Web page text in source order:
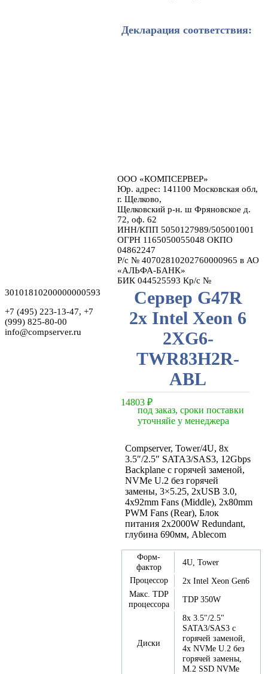
Сервер G47R
2x Intel Xeon 6
2XG6-
TWR83H2R-
ABL
14803 ₽
под заказ, сроки поставки
уточняйе у менеджера
Compserver, Tower/4U, 8x
3.5″/2.5″ SATA3/SAS3, 12Gbps
Backplane с горячей заменой,
NVMe U.2 без горячей
замены, 3×5.25, 2xUSB 3.0,
4x92mm Fans (Middle), 2x80mm
PWM Fans (Rear), Блок
питания 2x2000W Redundant,
глубина 690мм, Ablecom
Форм-
фактор
4U, Tower
Процессор
2x Intel Xeon Gen6
Макс. TDP
процессора
TDP 350W
Диски
8x 3.5"/2.5"
SATA3/SAS3 с
горячей заменой,
4x NVMe U.2 без
горячей замены,
M.2 SSD NVMe
Декларация соответствия:
ООО «КОМПСЕРВЕР»
Юр. адрес: 141100 Московская обл,
г. Щелково,
Щелковский р-н. ш Фряновское д.
72, оф. 62
ИНН/КПП 5050127989/505001001
ОГРН 1165050055048 ОКПО
04862247
Р/с № 40702810202760000965 в АО
«АЛЬФА-БАНК»
БИК 044525593 Кр/с №
30101810200000000593
+7 (495) 223-13-47, +7
(999) 825-80-00
info@compserver.ru